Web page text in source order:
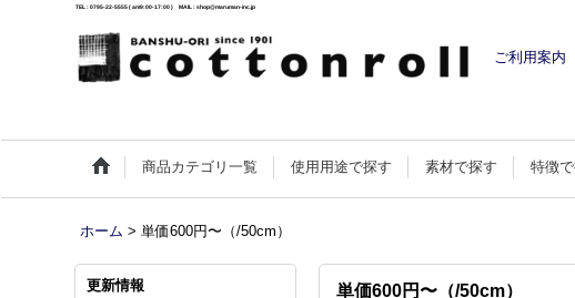
TEL : 0795-22-5555 ( am9:00-17:00 ) MAIL : shop@maruman-inc.jp
ご利用案内
商品カテゴリ一覧 使用用途で探す 素材で探す 特徴
ホーム > 単価600円〜（/50cm）
更新情報 単価600円〜（/50cm）